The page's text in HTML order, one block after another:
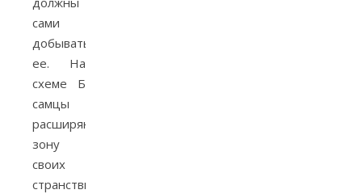
сами
добывать
ее. На
схеме Б
самцы
расширяют
зону
своих
странствий,